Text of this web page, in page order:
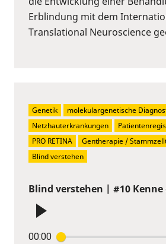
Erblindung mit dem
Translational Neuroscience
Blind verstehen | #10 Kenne
00:00
Genetik
molekulargenetische
Netzhauterkrankungen
PRO RETINA
Gentherapie /
Blind verstehen